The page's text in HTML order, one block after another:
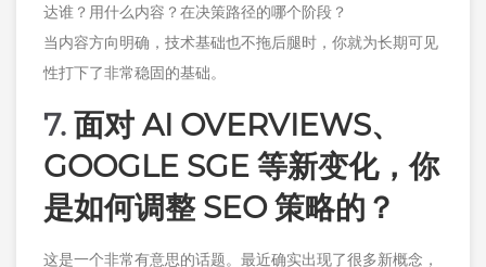
达谁？用什么内容？在决策路径的哪个阶段？
当内容方向明确，技术基础也不拖后腿时，你就为长期可见
性打下了非常稳固的基础。
7. 面对 AI OVERVIEWS、
GOOGLE SGE 等新变化，你
是如何调整 SEO 策略的？
这是一个非常有意思的话题。最近确实出现了很多新概念，